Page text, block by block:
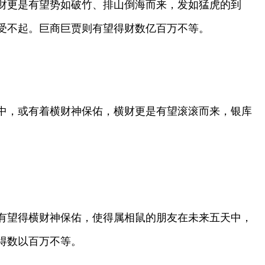
是有望势如破竹、排山倒海而来，发如猛虎的到
起。巨商巨贾则有望得财数亿百万不等。
或有着横财神保佑，横财更是有望滚滚而来，银库
得横财神保佑，使得属相鼠的朋友在未来五天中，
以百万不等。